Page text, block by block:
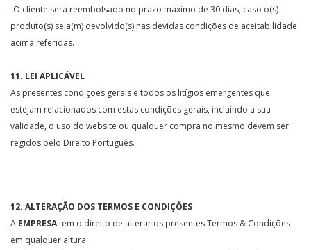
-O cliente será reembolsado no prazo máximo de 30 dias, caso o(s)
produto(s) seja(m) devolvido(s) nas devidas condições de aceitabilidade
acima referidas.
11. LEI APLICÁVEL
As presentes condições gerais e todos os litígios emergentes que
estejam relacionados com estas condições gerais, incluindo a sua
validade, o uso do website ou qualquer compra no mesmo devem ser
regidos pelo Direito Português.
12. ALTERAÇÃO DOS TERMOS E CONDIÇÕES
A EMPRESAtem o direito de alterar os presentes Termos & Condições
em qualquer altura.